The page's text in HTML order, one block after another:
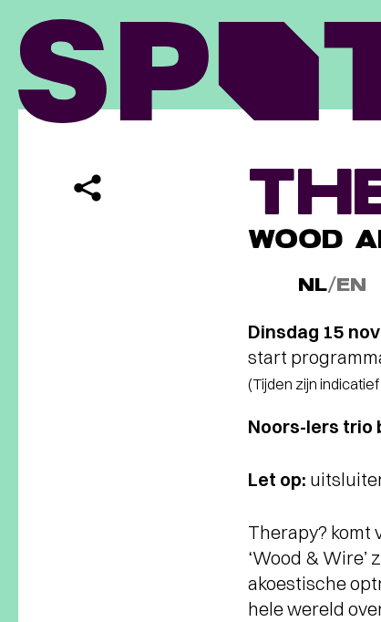
WOOD
NL/EN
Dinsdag 15
start
(Tijden zijn
Noors-Iers trio
Let op:
Therapy? komt
‘Wood &
akoestische
hele wereld